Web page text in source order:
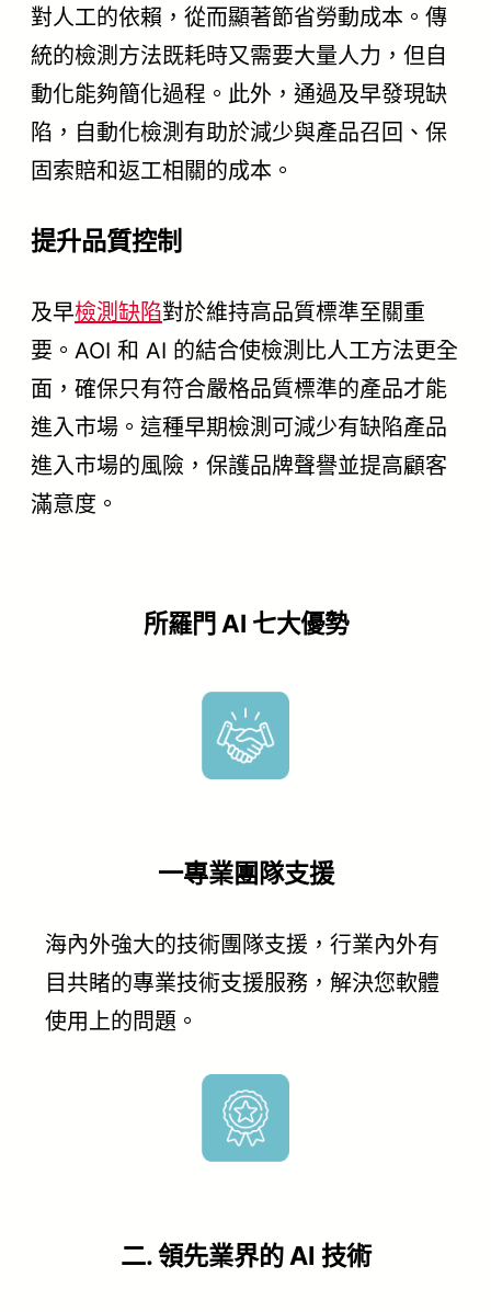
對人工的依賴，從而顯著節省勞動成本。傳
統的檢測方法既耗時又需要大量人力，但自
動化能夠簡化過程。此外，通過及早發現缺
陷，自動化檢測有助於減少與產品召回、保
固索賠和返工相關的成本。
提升品質控制
及早檢測缺陷對於維持高品質標準至關重
要。AOI 和 AI 的結合使檢測比人工方法更全
面，確保只有符合嚴格品質標準的產品才能
進入市場。這種早期檢測可減少有缺陷產品
進入市場的風險，保護品牌聲譽並提高顧客
滿意度。
所羅門 AI 七大優勢
一專業團隊支援
海內外強大的技術團隊支援，行業內外有
目共睹的專業技術支援服務，解決您軟體
使用上的問題。
二. 領先業界的 AI 技術